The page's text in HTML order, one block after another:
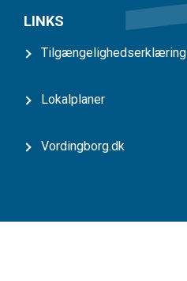
LINKS
Tilgængelighedserklæring
Lokalplaner
Vordingborg.dk